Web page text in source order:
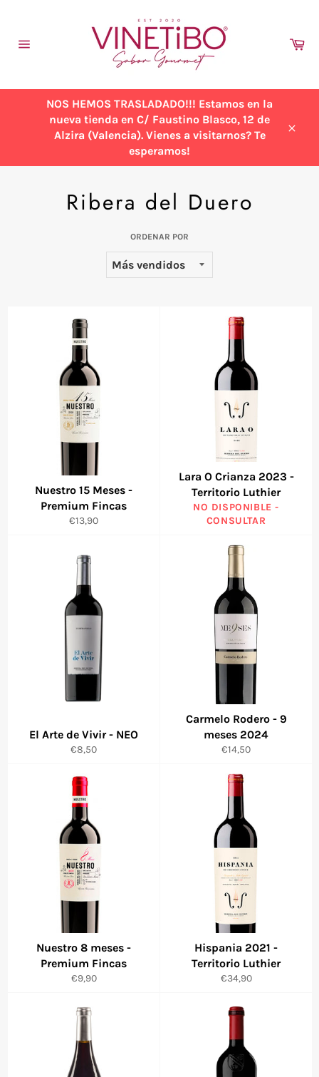
NOS HEMOS TRASLADADO!!! Estamos en la
nueva tienda en C/ Faustino Blasco, 12 de
Alzira (Valencia). Vienes a visitarnos? Te
esperamos!
Ribera del Duero
ORDENAR POR
Nuestro 15 Meses -
Premium Fincas
Precio
€13,90
Lara O Crianza 2023 -
Territorio Luthier
NO DISPONIBLE -
CONSULTAR
El Arte de Vivir - NEO
Precio
€8,50
Carmelo Rodero - 9
meses 2024
Precio
€14,50
Nuestro 8 meses -
Premium Fincas
Precio
€9,90
Hispania 2021 -
Territorio Luthier
Precio
€34,90